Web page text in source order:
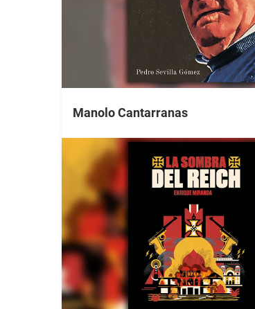
Manolo Cantarranas